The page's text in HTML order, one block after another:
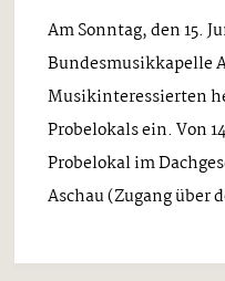
Am Sonntag, den 15.
Bundesmusikkapelle
Musikinteressierten
Probelokals ein. Von
Probelokal im
Aschau (Zugang über